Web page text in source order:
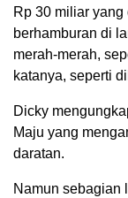
Rp 30 miliar
berhamburan di
merah-merah,
katanya, seperti
Dicky
Maju yang
daratan.
Namun sebagian